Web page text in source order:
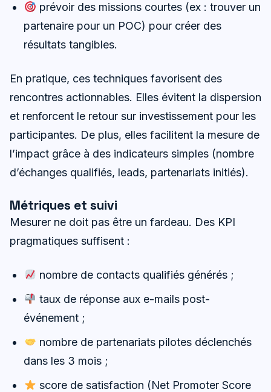
prévoir des missions courtes (ex : trouver un
partenaire pour un POC) pour créer des
résultats tangibles.
En pratique, ces techniques favorisent des
rencontres actionnables. Elles évitent la dispersion
et renforcent le retour sur investissement pour les
participantes. De plus, elles facilitent la mesure de
l’impact grâce à des indicateurs simples (nombre
d’échanges qualifiés, leads, partenariats initiés).
Métriques et suivi
Mesurer ne doit pas être un fardeau. Des KPI
pragmatiques suffisent :
nombre de contacts qualifiés générés ;
taux de réponse aux e-mails post-
événement ;
nombre de partenariats pilotes déclenchés
dans les 3 mois ;
score de satisfaction (Net Promoter Score